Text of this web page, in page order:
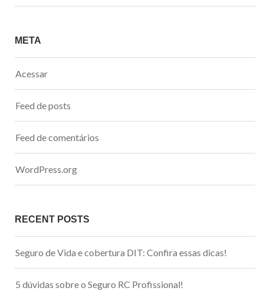
META
Acessar
Feed de posts
Feed de comentários
WordPress.org
RECENT POSTS
Seguro de Vida e cobertura DIT: Confira essas dicas!
5 dúvidas sobre o Seguro RC Profissional!